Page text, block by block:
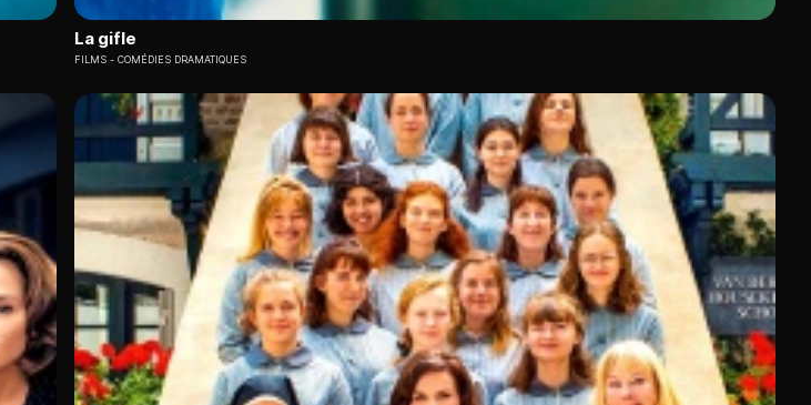
La gifle
FILMS COMÉDIES DRAMATIQUES